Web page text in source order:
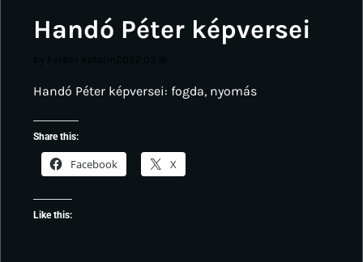
Handó Péter képversei
Handó Péter képversei: fogda, nyomás
Share this:
Facebook X
Like this: